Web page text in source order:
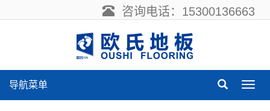
咨询电话：15300136663
导
导航菜单